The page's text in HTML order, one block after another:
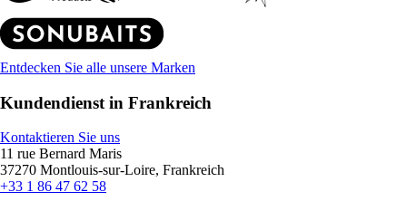
Entdecken Sie alle unsere Marken
Kundendienst in Frankreich
Kontaktieren Sie uns
11 rue Bernard Maris
37270 Montlouis-sur-Loire, Frankreich
+33 1 86 47 62 58